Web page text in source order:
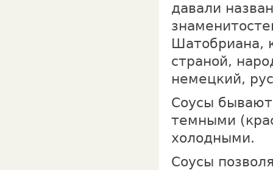
давали
Шатобриана,
страной,
немецкий,
Соусы
темными
холодными.
Соусы